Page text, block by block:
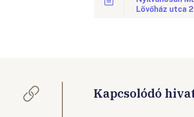
Lövőház utca
Kapcsolódó